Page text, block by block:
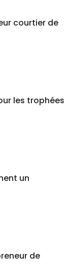
courtier de
les trophées
un
de